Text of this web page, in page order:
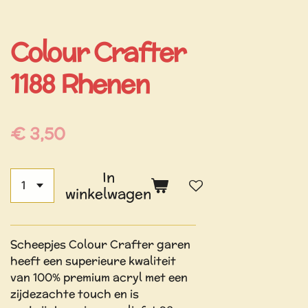
Colour Crafter
1188 Rhenen
€ 3,50
In
winkelwagen
Scheepjes Colour Crafter garen
heeft een superieure kwaliteit
van 100% premium acryl met een
zijdezachte touch en is